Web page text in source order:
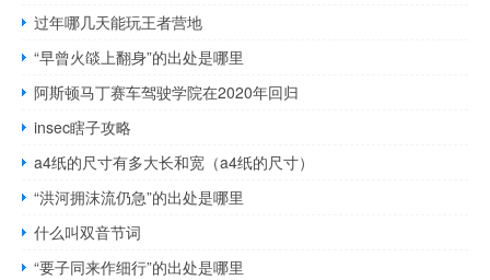
过年哪几天能玩王者营地
“早曾火燄上翻身”的出处是哪里
阿斯顿马丁赛车驾驶学院在2020年回归
insec瞎子攻略
a4纸的尺寸有多大长和宽（a4纸的尺寸）
“洪河拥沫流仍急”的出处是哪里
什么叫双音节词
“要子同来作细行”的出处是哪里